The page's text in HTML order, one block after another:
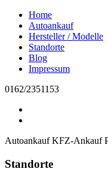
Home
Autoankauf
Hersteller / Modelle
Standorte
Blog
Impressum
0162/2351153
Autoankauf KFZ-Ankauf
Standorte